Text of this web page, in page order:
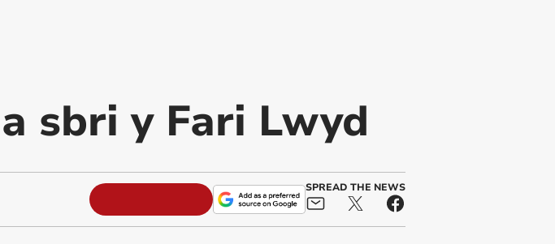
sbri y Fari Lwyd
SPREAD THE NEWS